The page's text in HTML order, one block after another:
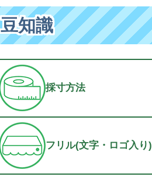
豆知識
採寸方法
フリル(文字・ロゴ入り)